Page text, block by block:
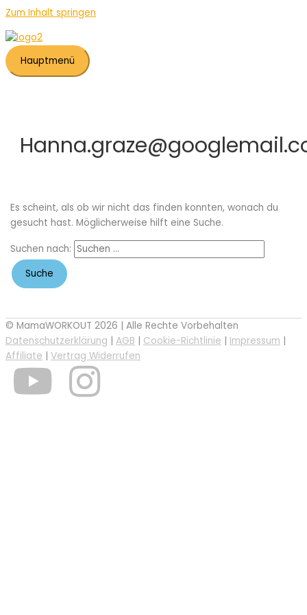
Zum Inhalt springen
Hauptmenü
Es scheint, als ob wir nicht das finden konnten, wonach du
gesucht hast. Möglicherweise hilft eine Suche.
Suchen nach:
© MamaWORKOUT 2026 | Alle Rechte Vorbehalten
Datenschutzerklärung | AGB | Cookie-Richtlinie | Impressum |
Affiliate | Vertrag Widerrufen